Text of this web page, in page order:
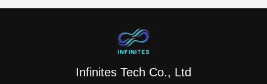
Infinites Tech Co., Ltd